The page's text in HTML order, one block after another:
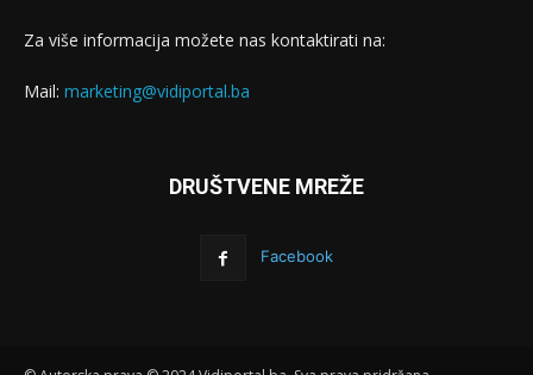
Za više informacija možete nas kontaktirati na:
Mail: marketing@vidiportal.ba
DRUŠTVENE MREŽE
Facebook